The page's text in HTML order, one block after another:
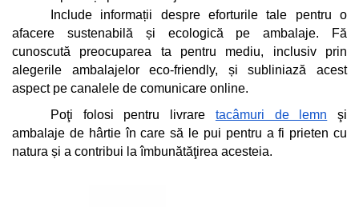
Include informații despre eforturile tale pentru o
afacere sustenabilă și ecologică pe ambalaje. Fă
cunoscută preocuparea ta pentru mediu, inclusiv prin
alegerile ambalajelor eco-friendly, și subliniază acest
aspect pe canalele de comunicare online.
Poţi folosi pentru livrare tacâmuri de lemn şi
ambalaje de hârtie în care să le pui pentru a fi prieten cu
natura și a contribui la îmbunătăţirea acesteia.